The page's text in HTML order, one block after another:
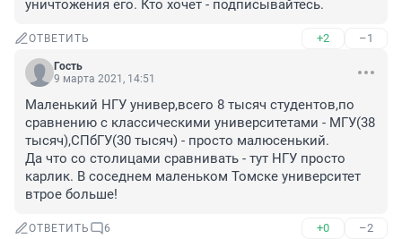
уничтожения его. Кто хочет - подписывайтесь.
ОТВЕТИТЬ +2 –1
Гость
9 марта 2021, 14:51
Маленький НГУ универ,всего 8 тысяч студентов,по
сравнению с классическими университетами - МГУ(38
тысяч),СПбГУ(30 тысяч) - просто малюсенький.
Да что со столицами сравнивать - тут НГУ просто
карлик. В соседнем маленьком Томске университет
втрое больше!
ОТВЕТИТЬ 6 +0 –2